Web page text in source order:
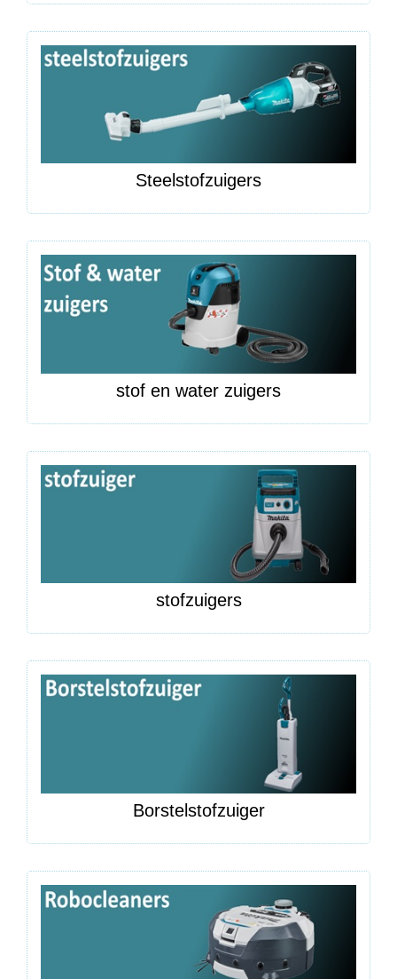
Steelstofzuigers
stof en water zuigers
stofzuigers
Borstelstofzuiger